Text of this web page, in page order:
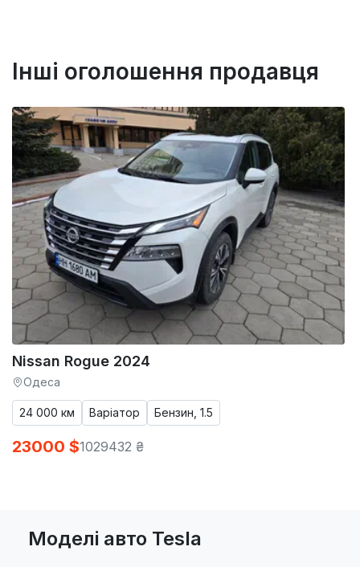
Інші оголошення продавця
Nissan Rogue 2024
Одеса
24 000 км Варіатор Бензин, 1.5
23000 $1029432 ₴
Моделі авто Tesla